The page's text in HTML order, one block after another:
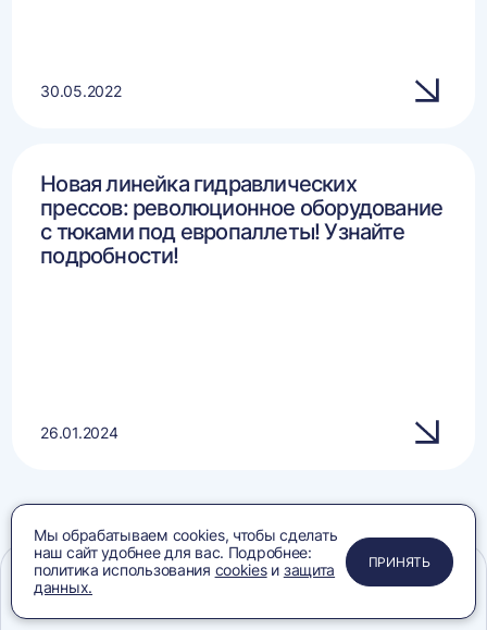
30.05.2022
Новая линейка гидравлических
прессов: революционное оборудование
с тюками под европаллеты! Узнайте
подробности!
26.01.2024
ВСЕ СТАТЬИ
ПРИМЕНИТЬ
ЗАКРЫТЬ
ЗАКРЫТЬ
ЗАКРЫТЬ
Мы обрабатываем cookies, чтобы сделать
наш сайт удобнее для вас. Подробнее:
политика использования cookiesи защита
данных.
ПРИНЯТЬ